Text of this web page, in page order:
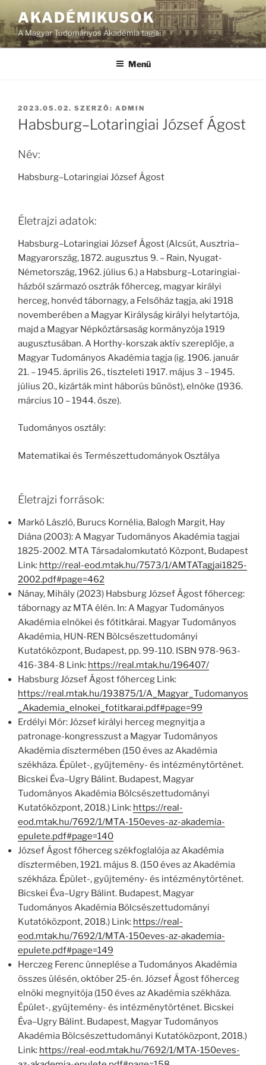
AKADÉMIKUSOK
A Magyar Tudományos Akadémia tagjai
Menü
BEKÜLDVE:
2023.05.02. SZERZŐ: ADMIN
Habsburg–Lotaringiai József Ágost
Név:
Habsburg–Lotaringiai József Ágost
Életrajzi adatok:
Habsburg–Lotaringiai József Ágost (Alcsút, Ausztria–
Magyarország, 1872. augusztus 9. – Rain, Nyugat-
Németország, 1962. július 6.) a Habsburg–Lotaringiai-
házból származó osztrák főherceg, magyar királyi
herceg, honvéd tábornagy, a Felsőház tagja, aki 1918
novemberében a Magyar Királyság királyi helytartója,
majd a Magyar Népköztársaság kormányzója 1919
augusztusában. A Horthy-korszak aktív szereplője, a
Magyar Tudományos Akadémia tagja (ig. 1906. január
21. – 1945. április 26., tiszteleti 1917. május 3 – 1945.
július 20., kizárták mint háborús bűnöst), elnöke (1936.
március 10 – 1944. ősze).
Tudományos osztály:
Matematikai és Természettudományok Osztálya
Életrajzi források:
Markó László, Burucs Kornélia, Balogh Margit, Hay
Diána (2003): A Magyar Tudományos Akadémia tagjai
1825-2002. MTA Társadalomkutató Központ, Budapest
Link: http://real-eod.mtak.hu/7573/1/AMTATagjai1825-
2002.pdf#page=462
Nánay, Mihály (2023) Habsburg József Ágost főherceg:
tábornagy az MTA élén. In: A Magyar Tudományos
Akadémia elnökei és főtitkárai. Magyar Tudományos
Akadémia, HUN-REN Bölcsészettudományi
Kutatóközpont, Budapest, pp. 99-110. ISBN 978-963-
416-384-8 Link: https://real.mtak.hu/196407/
Habsburg József Ágost főherceg Link:
https://real.mtak.hu/193875/1/A_Magyar_Tudomanyos
_Akademia_elnokei_fotitkarai.pdf#page=99
Erdélyi Mór: József királyi herceg megnyitja a
patronage-kongresszust a Magyar Tudományos
Akadémia dísztermében (150 éves az Akadémia
székháza. Épület-, gyűjtemény- és intézménytörténet.
Bicskei Éva–Ugry Bálint. Budapest, Magyar
Tudományos Akadémia Bölcsészettudományi
Kutatóközpont, 2018.) Link: https://real-
eod.mtak.hu/7692/1/MTA-150eves-az-akademia-
epulete.pdf#page=140
József Ágost főherceg székfoglalója az Akadémia
dísztermében, 1921. május 8. (150 éves az Akadémia
székháza. Épület-, gyűjtemény- és intézménytörténet.
Bicskei Éva–Ugry Bálint. Budapest, Magyar
Tudományos Akadémia Bölcsészettudományi
Kutatóközpont, 2018.) Link: https://real-
eod.mtak.hu/7692/1/MTA-150eves-az-akademia-
epulete.pdf#page=149
Herczeg Ferenc ünneplése a Tudományos Akadémia
összes ülésén, október 25-én. József Ágost főherceg
elnöki megnyitója (150 éves az Akadémia székháza.
Épület-, gyűjtemény- és intézménytörténet. Bicskei
Éva–Ugry Bálint. Budapest, Magyar Tudományos
Akadémia Bölcsészettudományi Kutatóközpont, 2018.)
Link: https://real-eod.mtak.hu/7692/1/MTA-150eves-